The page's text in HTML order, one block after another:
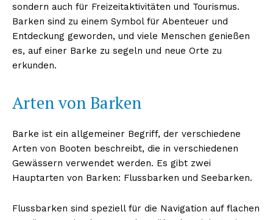
sondern auch für Freizeitaktivitäten und Tourismus.
Barken sind zu einem Symbol für Abenteuer und
Entdeckung geworden, und viele Menschen genießen
es, auf einer Barke zu segeln und neue Orte zu
erkunden.
Arten von Barken
Barke ist ein allgemeiner Begriff, der verschiedene
Arten von Booten beschreibt, die in verschiedenen
Gewässern verwendet werden. Es gibt zwei
Hauptarten von Barken: Flussbarken und Seebarken.
Flussbarken sind speziell für die Navigation auf flachen